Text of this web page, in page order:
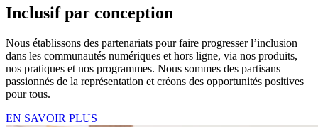
Inclusif par conception
Nous établissons des partenariats pour faire progresser l’inclusion
dans les communautés numériques et hors ligne, via nos produits,
nos pratiques et nos programmes. Nous sommes des partisans
passionnés de la représentation et créons des opportunités positives
pour tous.
EN SAVOIR PLUS